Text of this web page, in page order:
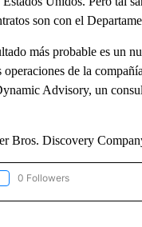
son con el
más probable es un
de la
Advisory, un
Discovery
"CNN-SPANISH" TO
0 Followers